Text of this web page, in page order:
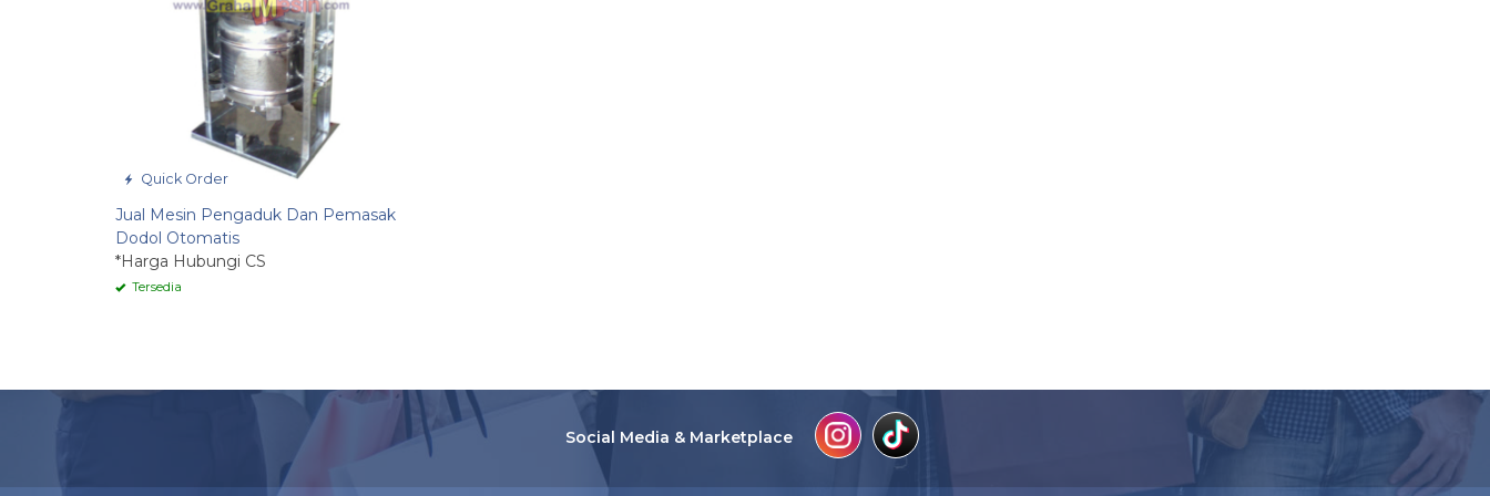
Quick Order
Jual Mesin Pengaduk Dan Pemasak
Dodol Otomatis
*Harga Hubungi CS
Tersedia
Social Media & Marketplace